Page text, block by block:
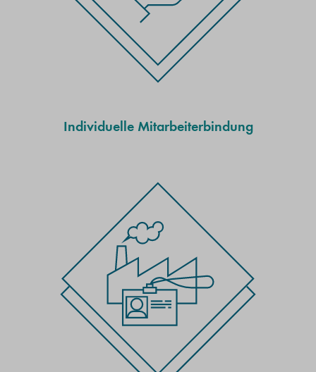
Individuelle Mitarbeiterbindung